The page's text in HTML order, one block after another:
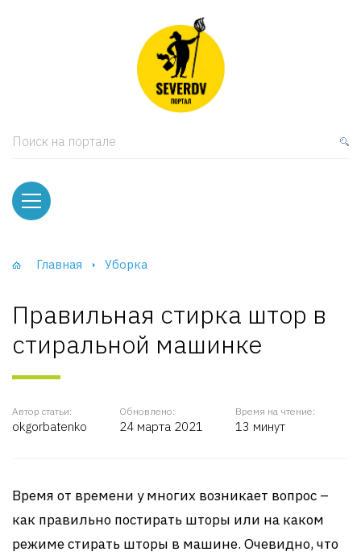
Поиск на портале
Главная Уборка
Правильная стирка штор в
стиральной машинке
Автор статьи:
okgorbatenko
Обновлено:
24 марта 2021
Время на чтение:
13 минут
Время от времени у многих возникает вопрос –
как правильно постирать шторы или на каком
режиме стирать шторы в машине. Очевидно, что
и тумбы